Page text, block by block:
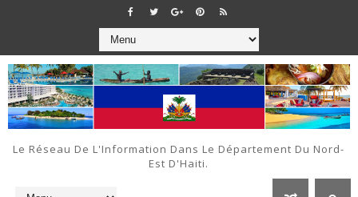
Le Réseau De L'Information Dans Le Département Du Nord-
Est D'Haiti.